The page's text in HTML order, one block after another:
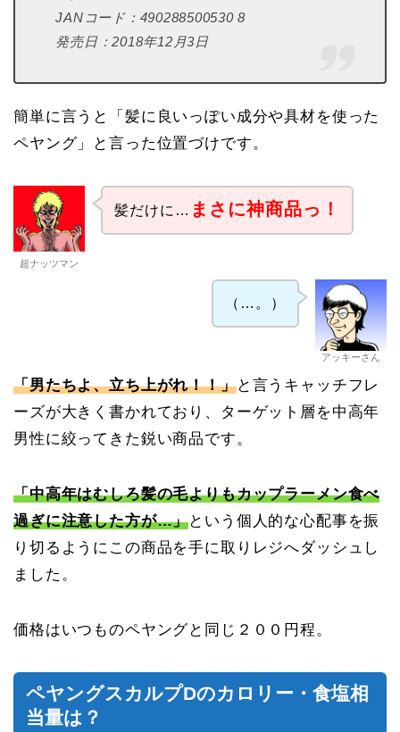
JANコード：490288500530 8
発売日：2018年12月3日
簡単に言うと「髪に良いっぽい成分や具材を使った
ペヤング」と言った位置づけです。
超ナッツマン
髪だけに… まさに神商品っ！
アッキーさん
（…。）
「男たちよ、立ち上がれ！！」と言うキャッチフレ
ーズが大きく書かれており、ターゲット層を中高年
男性に絞ってきた鋭い商品です。
「中高年はむしろ髪の毛よりもカップラーメン食べ
過ぎに注意した方が…」という個人的な心配事を振
り切るようにこの商品を手に取りレジへダッシュし
ました。
価格はいつものペヤングと同じ２００円程。
ペヤングスカルプDのカロリー・食塩相
当量は？